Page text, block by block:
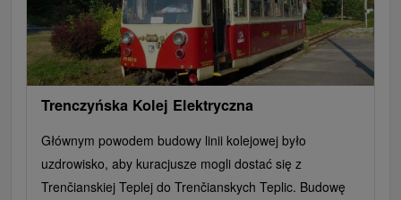
Trenczyńska Kolej Elektryczna
Głównym powodem budowy linii kolejowej było
uzdrowisko, aby kuracjusze mogli dostać się z
Trenčianskiej Teplej do Trenčianskych Teplic. Budowę